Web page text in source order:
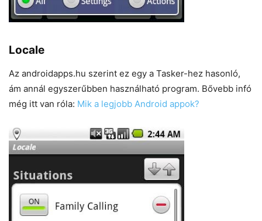
Locale
Az androidapps.hu szerint ez egy a Tasker-hez hasonló,
ám annál egyszerűbben használható program. Bővebb infó
még itt van róla: Mik a legjobb Android appok?